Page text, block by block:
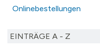
Onlinebestellungen
EINTRÄGE A - Z